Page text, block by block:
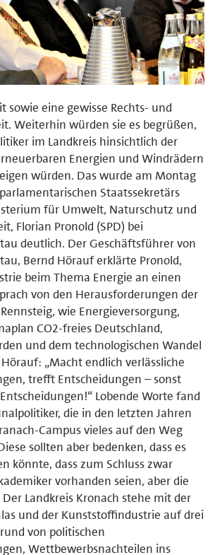
sowie eine gewisse Rechts- und
Weiterhin würden sie es begrüßen,
im Landkreis hinsichtlich der
Energien und Windrädern
würden. Das wurde am Montag
Staatssekretärs
für Umwelt, Naturschutz und
Florian Pronold (SPD) bei
deutlich. Der Geschäftsführer von
Bernd Hörauf erklärte Pronold,
beim Thema Energie an einen
von den Herausforderungen der
wie Energieversorgung,
CO2-freies Deutschland,
und dem technologischen Wandel
„Macht endlich verlässliche
trefft Entscheidungen – sonst
Lobende Worte fand
die in den letzten Jahren
Campus vieles auf den Weg
sollten aber bedenken, dass es
könnte, dass zum Schluss zwar
vorhanden seien, aber die
Landkreis Kronach stehe mit der
und der Kunststoffindustrie auf drei
von politischen
Wettbewerbsnachteilen ins